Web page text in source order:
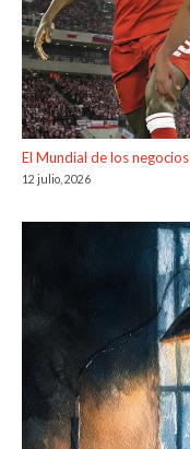
El Mundial de los negocios
12 julio, 2026